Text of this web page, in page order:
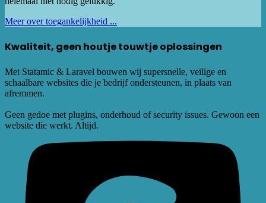
Meer over toegankelijkheid ...
Kwaliteit, geen houtje touwtje oplossingen
Met Statamic & Laravel bouwen wij supersnelle, veilige en
schaalbare websites die je bedrijf ondersteunen, in plaats van
afremmen.
Geen gedoe met plugins, onderhoud of security issues. Gewoon een
website die werkt. Altijd.